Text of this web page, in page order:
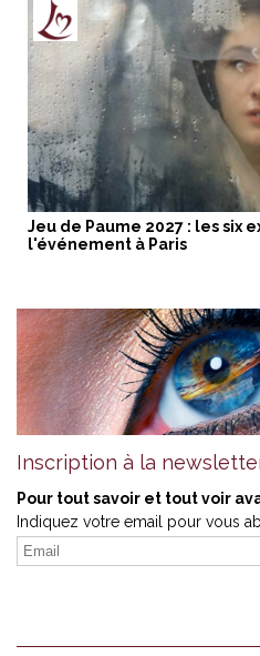
Jeu de Paume 2027 : les six
l'événement à Paris
Inscription à la
Pour tout savoir et tout voir
Indiquez votre email pour vous